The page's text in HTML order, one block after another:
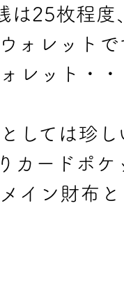
は25枚程
ォレットで
レット・
しては珍
カードポ
イン財布